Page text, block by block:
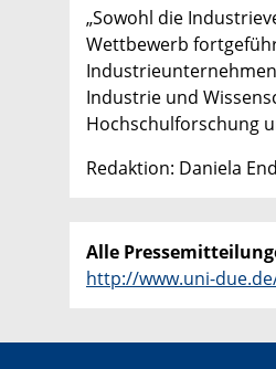
„Sowohl die
Wettbewerb
Industrie und
Hochschulforschung
Redaktion: Daniela
Alle
http://www.uni-